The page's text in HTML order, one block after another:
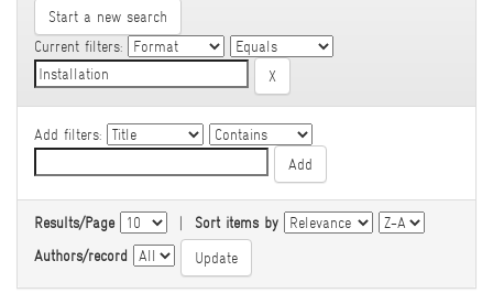
Start a new search
Current filters:
Add filters:
Results/Page | Sort items by
Authors/record